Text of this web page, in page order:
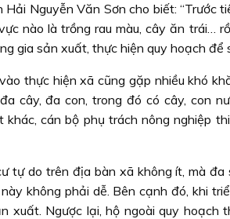
Nguyễn Văn Sơn cho biết: “Trước
nào là trồng rau màu, cây ăn trái…
gia sản xuất, thực hiện quy hoạch để
thực hiện xã cũng gặp nhiều khó
cây, đa con, trong đó có cây, con
khác, cán bộ phụ trách nông nghiệp
tự do trên địa bàn xã không ít, mà
không phải dễ. Bên cạnh đó, khi
xuất. Ngược lại, hộ ngoài quy